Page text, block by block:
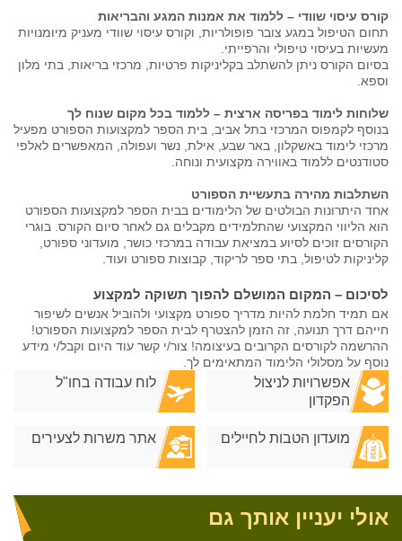
קורס עיסוי שוודי – ללמוד את אמנות המגע והבריאות
תחום הטיפול במגע צובר פופולריות, וקורס עיסוי שוודי מעניק מיומנויות
מעשיות בעיסוי טיפולי והרפייתי.
בסיום הקורס ניתן להשתלב בקליניקות פרטיות, מרכזי בריאות, בתי מלון
וספא.
שלוחות לימוד בפריסה ארצית – ללמוד בכל מקום שנוח לך
בנוסף לקמפוס המרכזי בתל אביב, בית הספר למקצועות הספורט מפעיל
מרכזי לימוד באשקלון, באר שבע, אילת, נשר ועפולה, המאפשרים לאלפי
סטודנטים ללמוד באווירה מקצועית ונוחה.
השתלבות מהירה בתעשיית הספורט
אחד היתרונות הבולטים של הלימודים בבית הספר למקצועות הספורט
הוא הליווי המקצועי שהתלמידים מקבלים גם לאחר סיום הקורס. בוגרי
הקורסים זוכים לסיוע במציאת עבודה במרכזי כושר, מועדוני ספורט,
קליניקות לטיפול, בתי ספר לריקוד, קבוצות ספורט ועוד.
לסיכום – המקום המושלם להפוך תשוקה למקצוע
אם תמיד חלמת להיות מדריך ספורט מקצועי ולהוביל אנשים לשיפור
חייהם דרך תנועה, זה הזמן להצטרף לבית הספר למקצועות הספורט!
ההרשמה לקורסים הקרובים בעיצומה! צור/י קשר עוד היום וקבל/י מידע
נוסף על מסלולי הלימוד המתאימים לך.
אפשרויות לניצול
הפקדון
לוח עבודה בחו"ל
מועדון הטבות לחיילים אתר משרות לצעירים
אולי יעניין אותך גם